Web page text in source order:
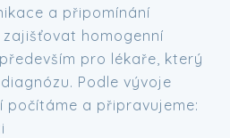
a připomínání
zajišťovat homogenní
pro lékaře, který
Podle vývoje
počítáme a připravujeme: